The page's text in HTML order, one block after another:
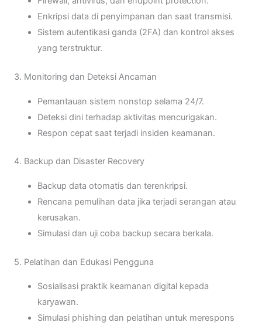
Enkripsi data di penyimpanan dan saat transmisi.
Sistem autentikasi ganda (2FA) dan kontrol akses
yang terstruktur.
3. Monitoring dan Deteksi Ancaman
Pemantauan sistem nonstop selama 24/7.
Deteksi dini terhadap aktivitas mencurigakan.
Respon cepat saat terjadi insiden keamanan.
4. Backup dan Disaster Recovery
Backup data otomatis dan terenkripsi.
Rencana pemulihan data jika terjadi serangan atau
kerusakan.
Simulasi dan uji coba backup secara berkala.
5. Pelatihan dan Edukasi Pengguna
Sosialisasi praktik keamanan digital kepada
karyawan.
Simulasi phishing dan pelatihan untuk merespons